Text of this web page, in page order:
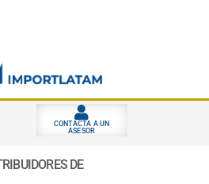
CONTACTA A UN
ASESOR
DES